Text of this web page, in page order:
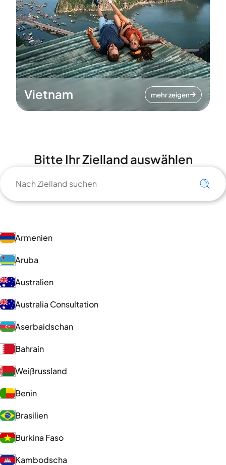
Vietnam mehr zeigen
Bitte Ihr Zielland auswählen
Armenien
Aruba
Australien
Australia Consultation
Aserbaidschan
Bahrain
Weißrussland
Benin
Brasilien
Burkina Faso
Kambodscha